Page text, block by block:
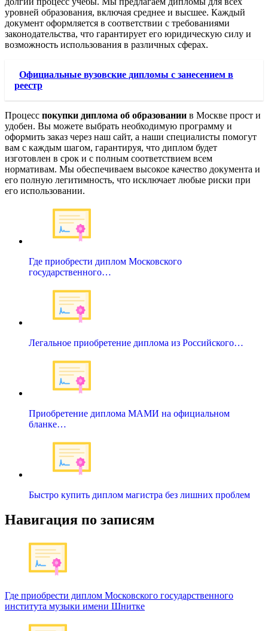
уровней образования, включая среднее и высшее. Каждый
документ оформляется в соответствии с требованиями
законодательства, что гарантирует его юридическую силу и
возможность использования в различных сферах.
Официальные вузовские дипломы с занесением в
реестр
Процесс покупки диплома об образовании в Москве прост и
удобен. Вы можете выбрать необходимую программу и
оформить заказ через наш сайт, а наши специалисты помогут
вам с каждым шагом, гарантируя, что диплом будет
изготовлен в срок и с полным соответствием всем
нормативам. Мы обеспечиваем высокое качество документа и
его полную легитимность, что исключает любые риски при
его использовании.
Где приобрести диплом Московского
государственного…
Легальное приобретение диплома из Российского…
Приобретение диплома МАМИ на официальном
бланке…
Быстро купить диплом магистра без лишних проблем
Навигация по записям
Где приобрести диплом Московского государственного
института музыки имени Шнитке